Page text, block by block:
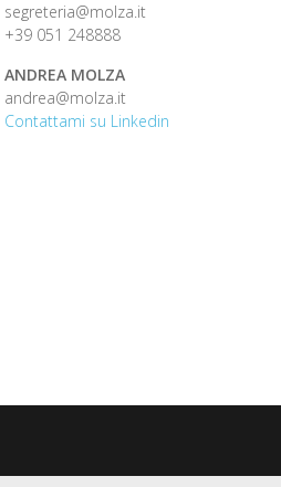
segreteria@molza.it
+39 051 248888
ANDREA MOLZA
andrea@molza.it
Contattami su Linkedin